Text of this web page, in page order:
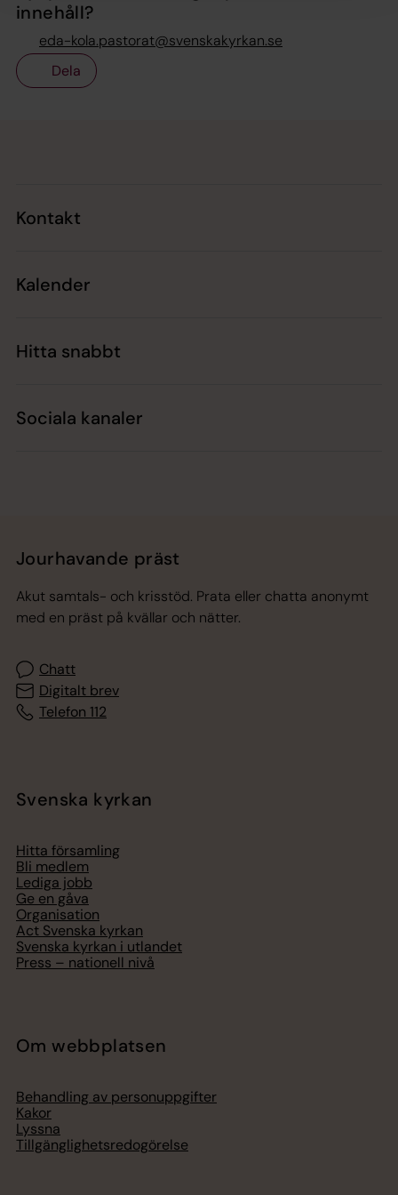
innehåll?
eda-kola.pastorat@svenskakyrkan.se
Dela
Kontakt
Kalender
Hitta snabbt
Sociala kanaler
Jourhavande präst
Akut samtals- och krisstöd. Prata eller chatta anonymt
med en präst på kvällar och nätter.
Chatt
Digitalt brev
Telefon 112
Svenska kyrkan
Hitta församling
Bli medlem
Lediga jobb
Ge en gåva
Organisation
Act Svenska kyrkan
Svenska kyrkan i utlandet
Press – nationell nivå
Om webbplatsen
Behandling av personuppgifter
Kakor
Lyssna
Tillgänglighetsredogörelse